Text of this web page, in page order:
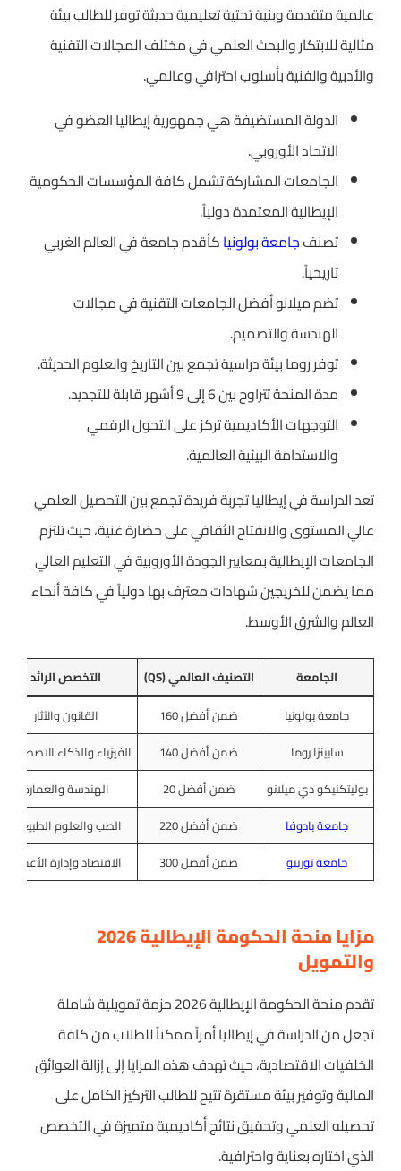
عالمية متقدمة وبنية تحتية تعليمية حديثة توفر للطالب بيئة
مثالية للابتكار والبحث العلمي في مختلف المجالات التقنية
والأدبية والفنية بأسلوب احترافي وعالمي.
الدولة المستضيفة هي جمهورية إيطاليا العضو في
الاتحاد الأوروبي.
الجامعات المشاركة تشمل كافة المؤسسات الحكومية
الإيطالية المعتمدة دولياً.
تصنفجامعة بولونياكأقدم جامعة في العالم الغربي
تاريخياً.
تضم ميلانو أفضل الجامعات التقنية في مجالات
الهندسة والتصميم.
توفر روما بيئة دراسية تجمع بين التاريخ والعلوم الحديثة.
مدة المنحة تتراوح بين 6 إلى 9 أشهر قابلة للتجديد.
التوجهات الأكاديمية تركز على التحول الرقمي
والاستدامة البيئية العالمية.
تعد الدراسة في إيطاليا تجربة فريدة تجمع بين التحصيل العلمي
عالي المستوى والانفتاح الثقافي على حضارة غنية، حيث تلتزم
الجامعات الإيطالية بمعايير الجودة الأوروبية في التعليم العالي
مما يضمن للخريجين شهادات معترف بها دولياً في كافة أنحاء
العالم والشرق الأوسط.
الجامعة التصنيف العالمي (QS)
التخصص الرائد
جامعة بولونيا
ضمن أفضل 160
القانون والآثار
سابينزا روما
ضمن أفضل 140
الفيزياء والذكاء الاصطناعي
بوليتكنيكو دي ميلانو
ضمن أفضل 20
الهندسة والعمارة
جامعة بادوفا
ضمن أفضل 220
الطب والعلوم الطبيعية
جامعة تورينو
ضمن أفضل 300 الاقتصاد وإدارة الأعمال
مزايا منحة الحكومة الإيطالية 2026
والتمويل
تقدم منحة الحكومة الإيطالية 2026 حزمة تمويلية شاملة
تجعل من الدراسة في إيطاليا أمراً ممكناً للطلاب من كافة
الخلفيات الاقتصادية، حيث تهدف هذه المزايا إلى إزالة العوائق
المالية وتوفير بيئة مستقرة تتيح للطالب التركيز الكامل على
تحصيله العلمي وتحقيق نتائج أكاديمية متميزة في التخصص
الذي اختاره بعناية واحترافية.